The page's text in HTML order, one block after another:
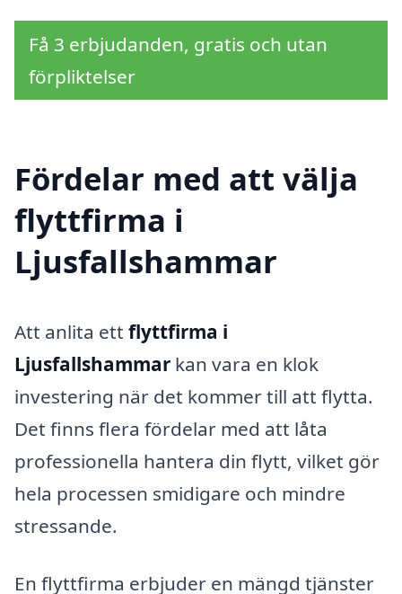
Få 3 erbjudanden, gratis och utan
förpliktelser
Fördelar med att välja
flyttfirma i
Ljusfallshammar
Att anlita ett flyttfirma i
Ljusfallshammar kan vara en klok
investering när det kommer till att flytta.
Det finns flera fördelar med att låta
professionella hantera din flytt, vilket gör
hela processen smidigare och mindre
stressande.
En flyttfirma erbjuder en mängd tjänster